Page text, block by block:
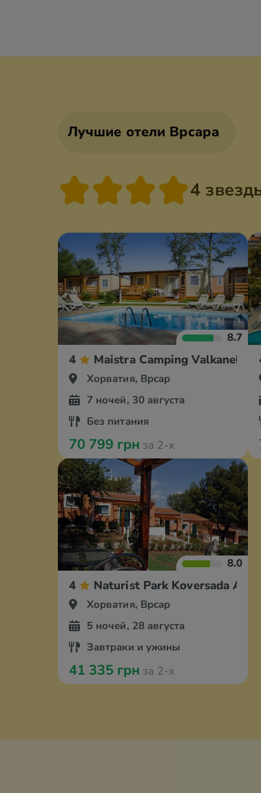
Лучшие отели Врсара
4
8.7
4 Maistra Camping Valkanela
Хорватия, Врсар
7 ночей, 30 августа
Без питания
70 799 грн за 2-х
8.0
4 Naturist Park Koversada
Хорватия, Врсар
5 ночей, 28 августа
Завтраки и ужины
41 335 грн за 2-х